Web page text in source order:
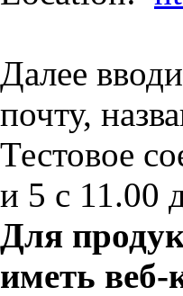
Далее
почту,
Тестовое
и 5 с 11.00
Для
иметь